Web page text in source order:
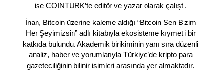
ise COINTURK’te editör ve yazar olarak çalıştı.
İnan, Bitcoin üzerine kaleme aldığı “Bitcoin Sen Bizim
Her Şeyimizsin” adlı kitabıyla ekosisteme kıymetli bir
katkıda bulundu. Akademik birikiminin yanı sıra düzenli
analiz, haber ve yorumlarıyla Türkiye’de kripto para
gazeteciliğinin bilinir isimleri arasında yer almaktadır.